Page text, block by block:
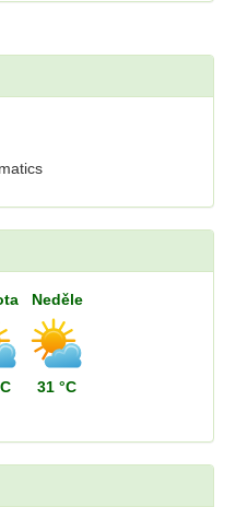
Neděle
31 °C